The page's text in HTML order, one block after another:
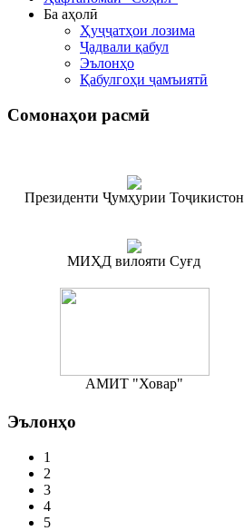
Ба аҳолӣ
Ҳуҷҷатҳои лозима
Ҷадвали қабул
Эълонҳо
Қабулгоҳи ҷамъиятӣ
Сомонаҳои расмӣ
Президенти Ҷумҳурии Тоҷикистон
МИҲД вилояти Суғд
АМИТ "Ховар"
Эълонҳо
1
2
3
4
5